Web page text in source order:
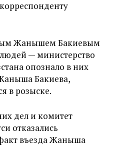
Жанышем Бакиевым
— министерство
опознало в них
Бакиева,
в розыске.
дел и комитет
отказались
въезда Жаныша